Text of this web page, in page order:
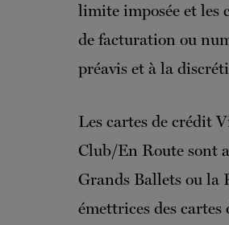
limite imposée et les
de facturation ou
préavis et à la
Les cartes de crédit
Club/En Route sont
Grands Ballets ou la
émettrices des cartes